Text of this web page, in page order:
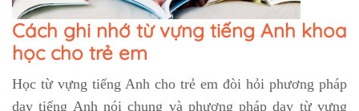
Cách ghi nhớ từ vựng tiếng Anh khoa
học cho trẻ em
Học từ vựng tiếng Anh cho trẻ em đòi hỏi phương pháp
dạy tiếng Anh nói chung và phương pháp dạy từ vựng